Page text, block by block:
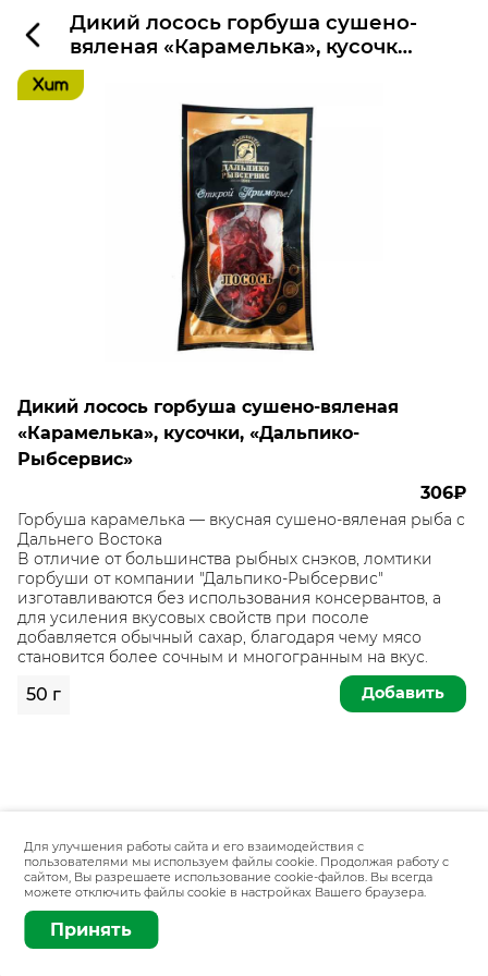
Дикий лосось горбуша сушено-
вяленая «Карамелька», кусочки,
«Дальпико-Рыбсервис»
Дикий лосось горбуша сушено-вяленая
«Карамелька», кусочки, «Дальпико-
Рыбсервис»
306₽
Горбуша карамелька — вкусная сушено-вяленая рыба с
Дальнего Востока
В отличие от большинства рыбных снэков, ломтики
горбуши от компании "Дальпико-Рыбсервис"
изготавливаются без использования консервантов, а
для усиления вкусовых свойств при посоле
добавляется обычный сахар, благодаря чему мясо
становится более сочным и многогранным на вкус.
50 г Добавить
Для улучшения работы сайта и его взаимодействия с
пользователями мы используем файлы cookie. Продолжая работу с
сайтом, Вы разрешаете использование cookie-файлов. Вы всегда
можете отключить файлы cookie в настройках Вашего браузера.
Принять